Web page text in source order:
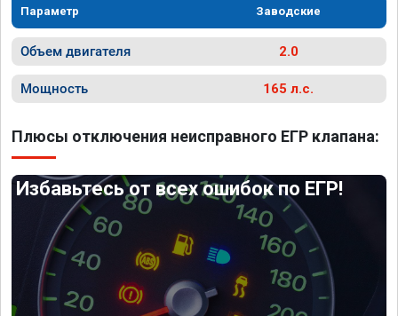
Параметр Заводские
Объем двигателя 2.0
Мощность 165 л.с.
Плюсы отключения неисправного ЕГР клапана:
Избавьтесь от всех ошибок по ЕГР!